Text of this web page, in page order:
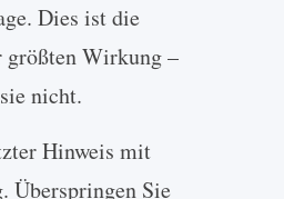
Dies ist die
Wirkung –
nicht.
Hinweis mit
Überspringen Sie